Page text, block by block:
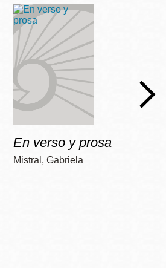
En verso y prosa
Mistral, Gabriela